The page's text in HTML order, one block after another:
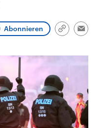
Abonnieren
Link